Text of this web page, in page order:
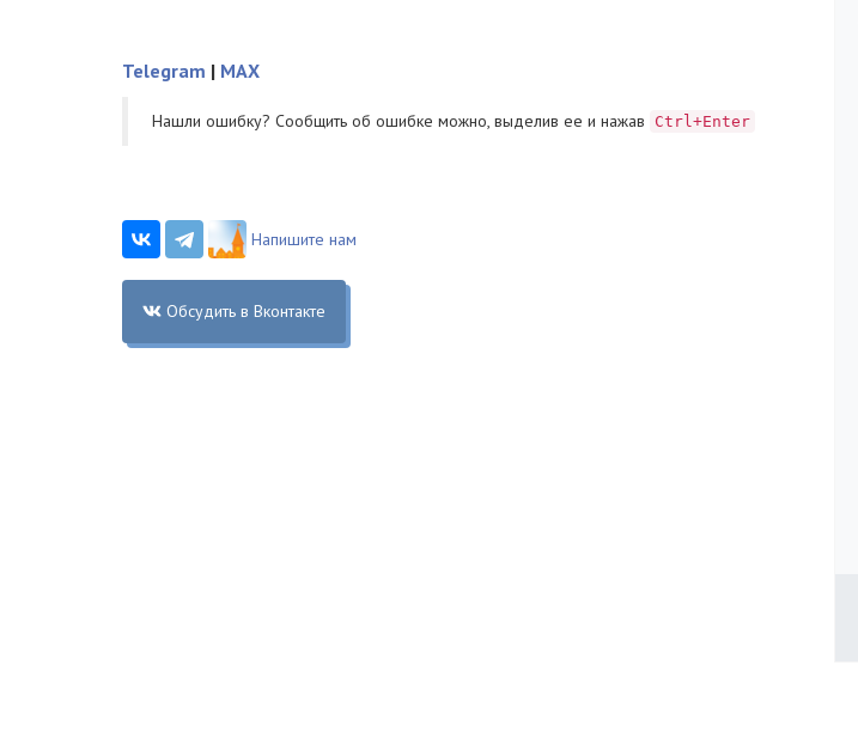
Telegram | MAX
Нашли ошибку? Cообщить об ошибке можно, выделив ее и нажав Ctrl+Enter
Напишите нам
Обсудить в Вконтакте